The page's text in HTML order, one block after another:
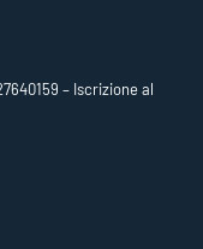
– Iscrizione al